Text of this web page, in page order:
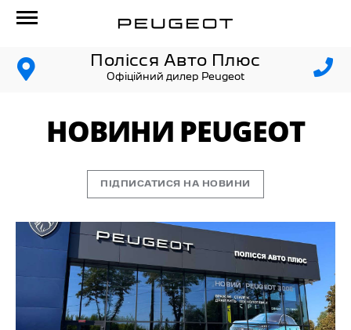
Полісся Авто Плюс
Офіційний дилер Peugeot
НОВИНИ PEUGEOT
ПІДПИСАТИСЯ НА НОВИНИ